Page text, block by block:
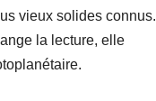
vieux solides connus.
la lecture, elle